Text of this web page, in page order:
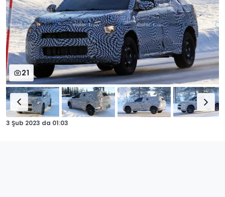
21
3 Şub 2023 da 01:03